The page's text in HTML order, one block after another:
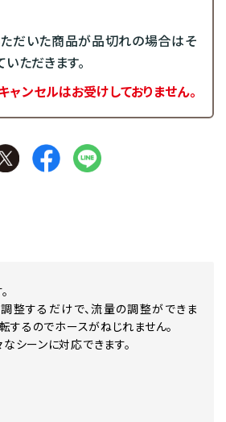
だいた商品が品切れの場合はそ
ただきます。
ンセルはお受けしておりません。
整するだけで、流量の調整ができま
するのでホースがねじれません。
シーンに対応できます。